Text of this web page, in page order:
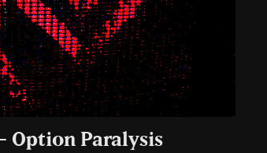
Option Paralysis